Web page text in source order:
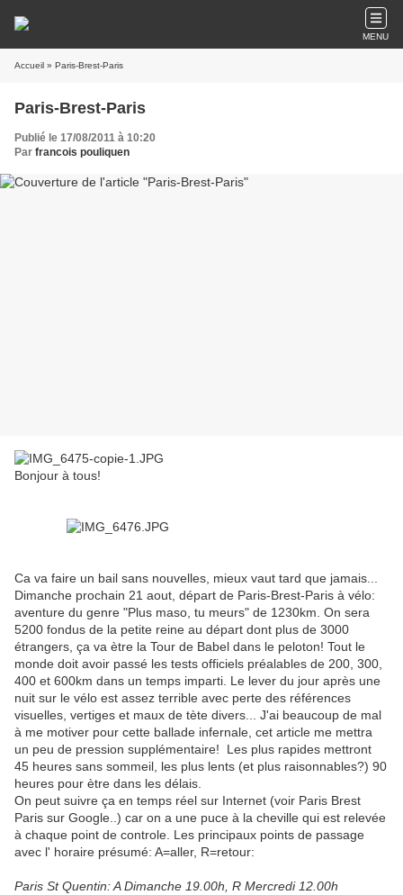
MENU
Accueil » Paris-Brest-Paris
Paris-Brest-Paris
Publié le 17/08/2011 à 10:20
Par francois pouliquen
Bonjour à tous!
Ca va faire un bail sans nouvelles, mieux vaut tard que jamais...
Dimanche prochain 21 aout, départ de Paris-Brest-Paris à vélo:
aventure du genre "Plus maso, tu meurs" de 1230km. On sera
5200 fondus de la petite reine au départ dont plus de 3000
étrangers, ça va ètre la Tour de Babel dans le peloton! Tout le
monde doit avoir passé les tests officiels préalables de 200, 300,
400 et 600km dans un temps imparti. Le lever du jour après une
nuit sur le vélo est assez terrible avec perte des références
visuelles, vertiges et maux de tète divers... J'ai beaucoup de mal
à me motiver pour cette ballade infernale, cet article me mettra
un peu de pression supplémentaire! Les plus rapides mettront
45 heures sans sommeil, les plus lents (et plus raisonnables?) 90
heures pour ètre dans les délais.
On peut suivre ça en temps réel sur Internet (voir Paris Brest
Paris sur Google..) car on a une puce à la cheville qui est relevée
à chaque point de controle. Les principaux points de passage
avec l' horaire présumé: A=aller, R=retour:
Paris St Quentin: A Dimanche 19.00h, R Mercredi 12.00h